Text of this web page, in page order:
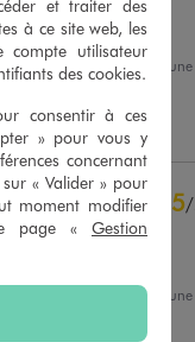
polo bleu marine
du 04/08/2026
, suite à
01/07/2026 parC.M.
(0) Signaler
5/
Avis vérifié et récompensé
, suite à
et traiter des
à ce site web, les
compte utilisateur
des cookies.
consentir à ces
» pour vous y
concernant
« Valider » pour
moment modifier
page « Gestion